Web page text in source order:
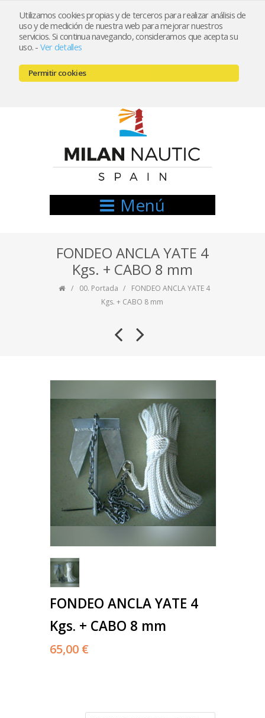
Utilizamos cookies propias y de terceros para realizar análisis de
uso y de medición de nuestra web para mejorar nuestros
servicios. Si continua navegando, consideramos que acepta su
uso. - Ver detalles
Permitir cookies
Registrarse Mi cuenta
666521122 // 654999333
Menú
FONDEO ANCLA YATE 4
Kgs. + CABO 8 mm
00. Portada
FONDEO ANCLA YATE 4
Kgs. + CABO 8 mm
FONDEO ANCLA YATE 4
Kgs. + CABO 8 mm
65,00 €